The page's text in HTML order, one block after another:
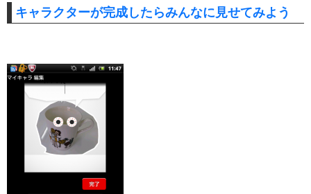
キャラクターが完成したらみんなに見せてみよう